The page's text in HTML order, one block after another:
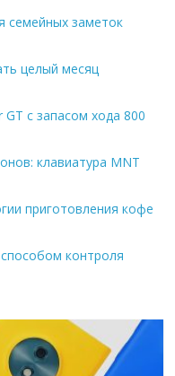
семейных заметок
целый месяц
GT с запасом хода 800
клавиатура MNT
приготовления кофе
контроля